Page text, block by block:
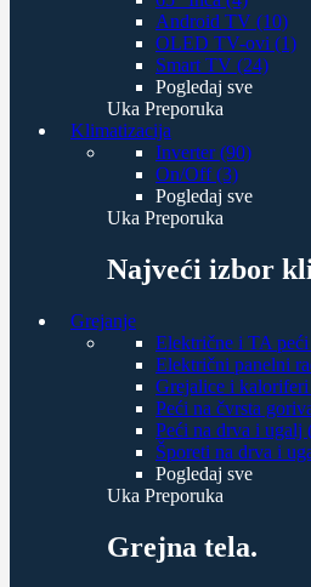
Android TV (10)
OLED TV-ovi (1)
Smart TV (24)
Pogledaj sve
Uka Preporuka
Klimatizacija
Inverter (90)
On/Off (3)
Pogledaj sve
Uka Preporuka
Najveći izbor
Grejanje
Električne i TA
Električni panelni
Grejalice i
Peći na čvrsta
Peći na drva i ugalj
Šporeti na drva i
Pogledaj sve
Uka Preporuka
Grejna tela.